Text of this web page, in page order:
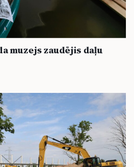
muzejs zaudējis daļu